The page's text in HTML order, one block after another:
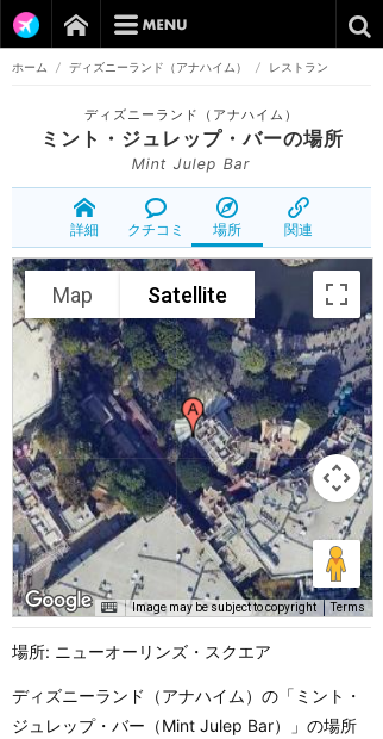
ホーム / ディズニーランド（アナハイム） / レストラン
ディズニーランド（アナハイム）
ミント・ジュレップ・バーの場所
Mint Julep Bar
詳細 クチコミ 場所 関連
Map Satellite
Image may be subject to copyright Terms
場所: ニューオーリンズ・スクエア
ディズニーランド（アナハイム）の「ミント・
ジュレップ・バー（Mint Julep Bar）」の場所